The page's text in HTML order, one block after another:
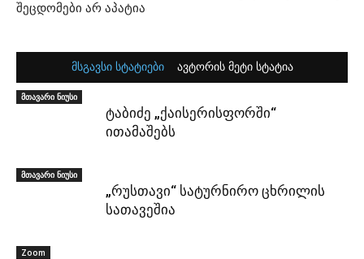
შეცდომები არ აპატია
მსგავსი სტატიები ავტორის მეტი სტატია
მთავარი ნიუსი
ტაბიძე „ქაისერისფორში“
ითამაშებს
მთავარი ნიუსი
„რუსთავი“ სატურნირო ცხრილის
სათავეშია
Zoom